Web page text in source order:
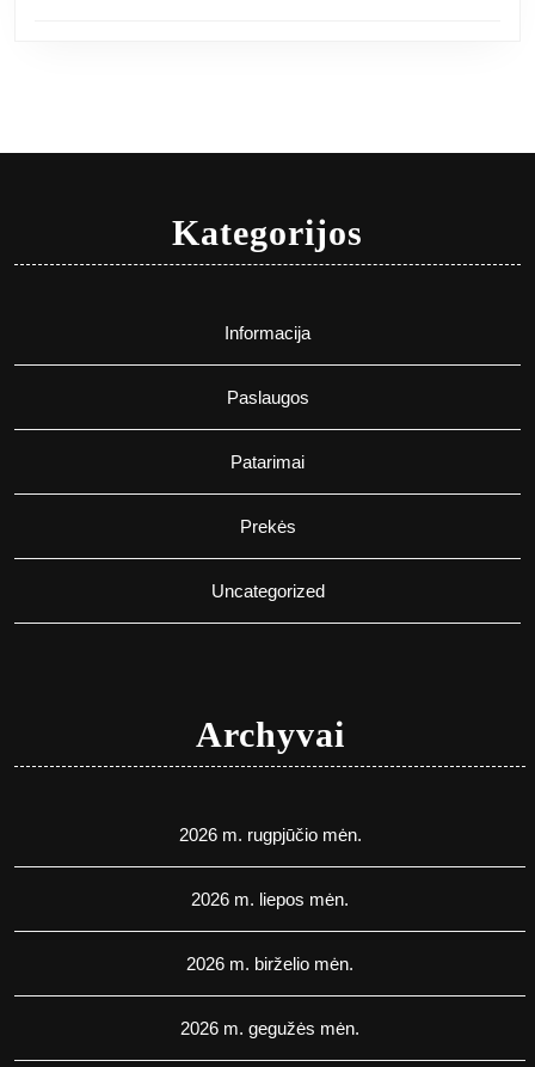
Kategorijos
Informacija
Paslaugos
Patarimai
Prekės
Uncategorized
Archyvai
2026 m. rugpjūčio mėn.
2026 m. liepos mėn.
2026 m. birželio mėn.
2026 m. gegužės mėn.